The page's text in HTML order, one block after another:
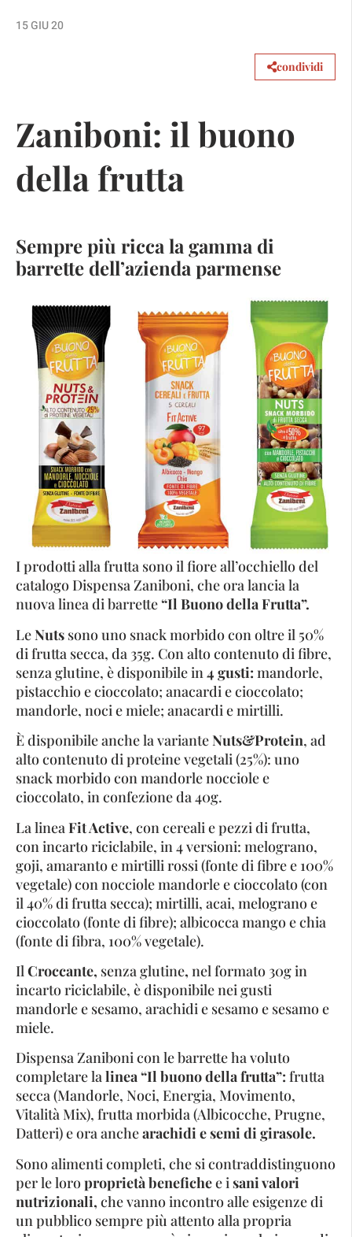
15 GIU 20
condividi
Zaniboni: il buono
della frutta
Sempre più ricca la gamma di
barrette dell’azienda parmense
I prodotti alla frutta sono il fiore all’occhiello del
catalogo Dispensa Zaniboni, che ora lancia la
nuova linea di barrette“Il Buono della Frutta”.
LeNuts sono uno snack morbido con oltre il 50%
di frutta secca, da 35g. Con alto contenuto di fibre,
senza glutine, è disponibile in4 gusti: mandorle,
pistacchio e cioccolato; anacardi e cioccolato;
mandorle, noci e miele; anacardi e mirtilli.
È disponibile anche la varianteNuts&Protein, ad
alto contenuto di proteine vegetali (25%): uno
snack morbido con mandorle nocciole e
cioccolato, in confezione da 40g.
La linea Fit Active, con cereali e pezzi di frutta,
con incarto riciclabile, in 4 versioni: melograno,
goji, amaranto e mirtilli rossi (fonte di fibre e 100%
vegetale) con nocciole mandorle e cioccolato (con
il 40% di frutta secca); mirtilli, acai, melograno e
cioccolato (fonte di fibre); albicocca mango e chia
(fonte di fibra, 100% vegetale).
IlCroccante, senza glutine, nel formato 30g in
incarto riciclabile, è disponibile nei gusti
mandorle e sesamo, arachidi e sesamo e sesamo e
miele.
Dispensa Zaniboni con le barrette ha voluto
completare lalinea “Il buono della frutta”: frutta
secca (Mandorle, Noci, Energia, Movimento,
Vitalità Mix), frutta morbida (Albicocche, Prugne,
Datteri) e ora anchearachidi e semi di girasole.
Sono alimenti completi, che si contraddistinguono
per le loroproprietà benefichee i sani valori
nutrizionali, che vanno incontro alle esigenze di
un pubblico sempre più attento alla propria